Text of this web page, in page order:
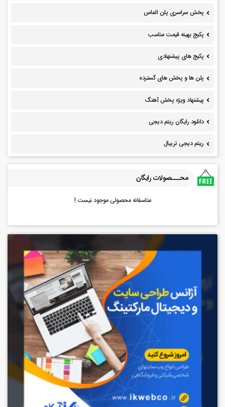
پخش سراسری پلن الماس
پکیج بهینه قیمت مناسب
پکیج های پیشنهادی
پلن ها و پخش های گسترده
پیشنهاد ویژه پخش آهنگ
دانلود رایگان ریتم دیجی
ریتم دیجی تریبال
محـــصولات رایگان
متاسفانه محصولی موجود نیست !